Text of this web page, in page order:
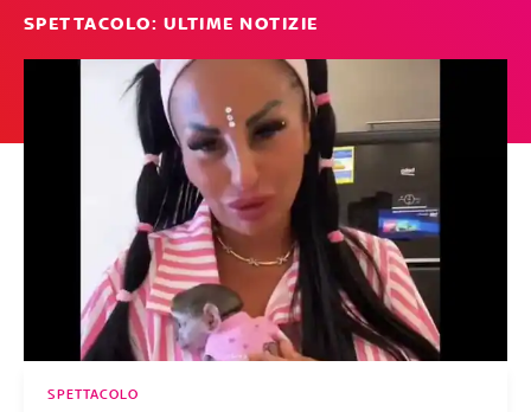
SPETTACOLO: ULTIME NOTIZIE
SPETTACOLO